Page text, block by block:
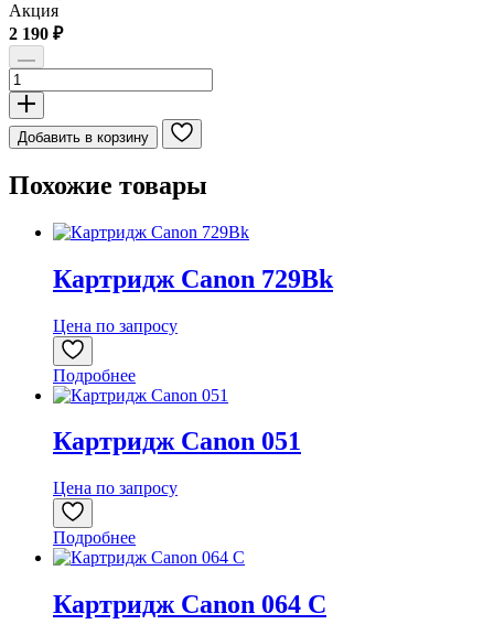
Акция
2 190 ₽
Количество
товара
Картридж
Canon
102Bk
(130мл.)
Добавить в корзину
Похожие товары
Картридж Canon 729Bk
Цена по запросу
Подробнее
Картридж Canon 051
Цена по запросу
Подробнее
Картридж Canon 064 C